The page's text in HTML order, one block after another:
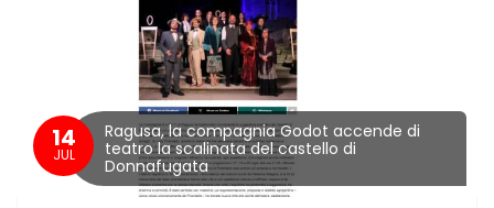
14
JUL
Ragusa, la compagnia Godot accende di
teatro la scalinata del castello di
Donnafugata